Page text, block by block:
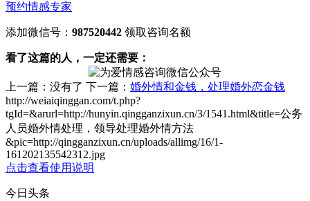
预约情感专家
添加微信号： 987520442 领取咨询名额
看了这篇的人，一定还需要：
上一篇：没有了 下一篇： 婚外情和金钱，处理婚外恋金钱
http://weiaiqinggan.com/t.php?
tgId=&arurl=http://hunyin.qingganzixun.cn/3/1541.html&title=公务
人员婚外情处理，领导处理婚外情方法
&pic=http://qingganzixun.cn/uploads/allimg/16/1-
161202135542312.jpg
点击查看使用说明
今日头条